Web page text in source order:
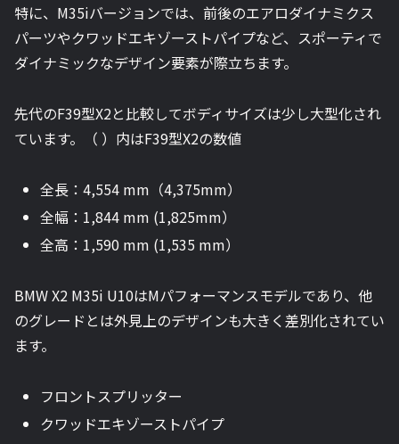
特に、M35iバージョンでは、前後のエアロダイナミクス
パーツやクワッドエキゾーストパイプなど、スポーティで
ダイナミックなデザイン要素が際立ちます。
先代のF39型X2と比較してボディサイズは少し大型化され
ています。（ ）内はF39型X2の数値
全長：4,554 mm（4,375mm）
全幅：1,844 mm (1,825mm）
全高：1,590 mm (1,535 mm）
BMW X2 M35i U10はMパフォーマンスモデルであり、他
のグレードとは外見上のデザインも大きく差別化されてい
ます。
フロントスプリッター
クワッドエキゾーストパイプ